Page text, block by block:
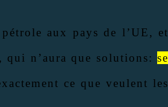
aux pays de l’UE, et
, qui n’aura que solutions:se
ce que veulent les